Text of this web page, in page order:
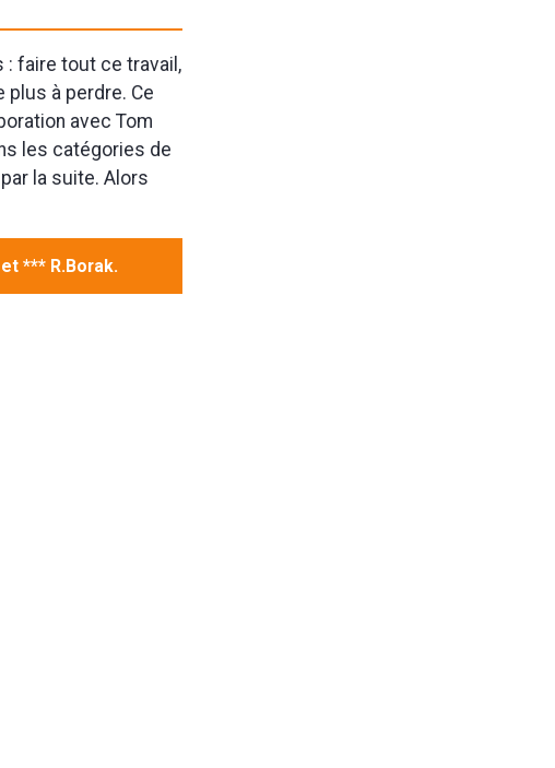
: faire tout ce travail,
plus à perdre. Ce
avec Tom
les catégories de
la suite. Alors
*** R.Borak.